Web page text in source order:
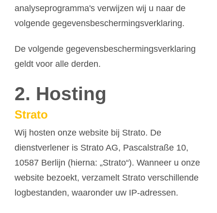
analyseprogramma's verwijzen wij u naar de
volgende gegevensbeschermingsverklaring.
De volgende gegevensbeschermingsverklaring
geldt voor alle derden.
2. Hosting
Strato
Wij hosten onze website bij Strato. De
dienstverlener is Strato AG, Pascalstraße 10,
10587 Berlijn (hierna: „Strato“). Wanneer u onze
website bezoekt, verzamelt Strato verschillende
logbestanden, waaronder uw IP-adressen.